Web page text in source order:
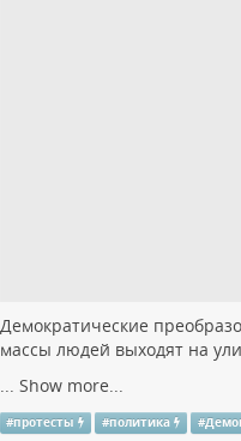
Демократические
массы людей выходят на
Show more...
#протесты #политика #